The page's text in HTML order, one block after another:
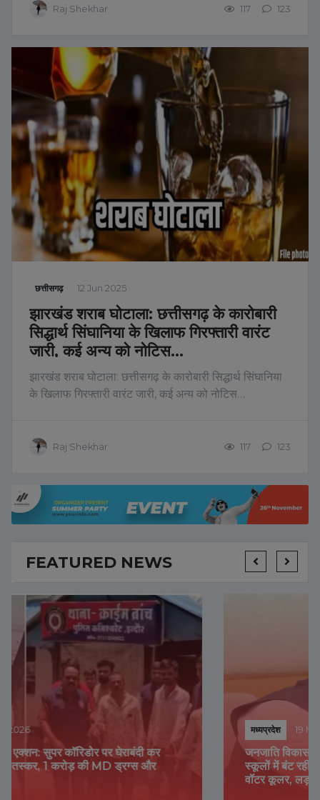
Raj Shekhar 117 123
छत्तीसगढ़ 12 Jun 2025
झारखंड शराब घोटाला: छत्तीसगढ़ के कारोबारी
सिद्धार्थ सिंघानिया के खिलाफ गिरफ्तारी वारंट
जारी, कई अन्य को नोटिस…
झारखंड शराब घोटाला: छत्तीसगढ़ के कारोबारी सिद्धार्थ सिंघानिया
के खिलाफ गिरफ्तारी वारंट जारी, कई अन्य को नोटिस…
Raj Shekhar 117 123
FEATURED NEWS
मध्यप्रदेश 19 May 2026
जनजाति विकास कार्यशाला में मंत्री का दावा: विजय शाह बोले-
स्कूलों में बंट रहीं 50 हजार पानी की बोतलें, गांवों में लगेंगे RO-